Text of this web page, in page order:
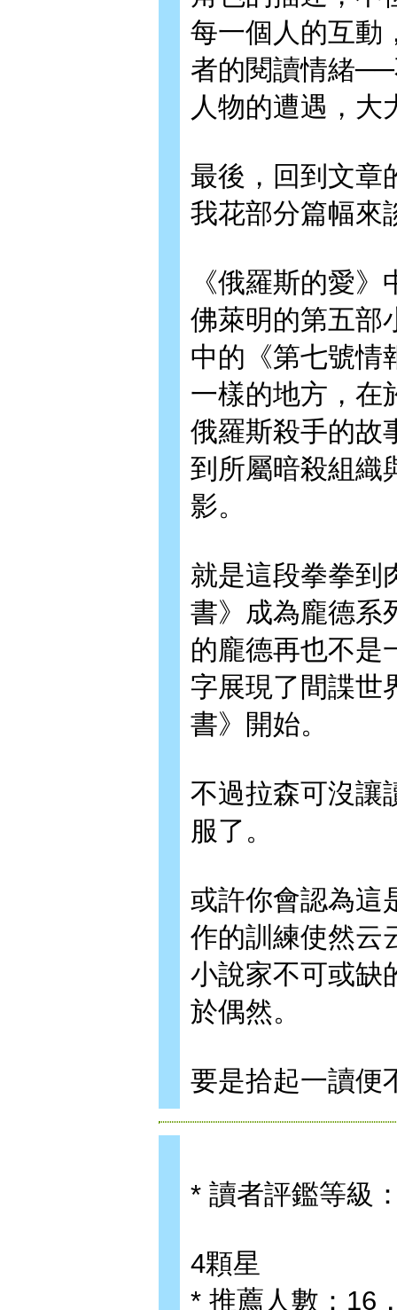
每一個人的互動
者的閱讀情緒
人物的遭遇，大
最後，回到文章
我花部分篇幅來
《俄羅斯的愛
佛萊明的第五部
中的《第七號情
一樣的地方，在
俄羅斯殺手的故
到所屬暗殺組織
影。
就是這段拳拳到
書》成為龐德系
的龐德再也不是
字展現了間諜世
書》開始。
不過拉森可沒讓
服了。
或許你會認為這
作的訓練使然云
小說家不可或缺
於偶然。
要是拾起一讀便
* 讀者評鑑等級
4顆星
* 推薦人數：16